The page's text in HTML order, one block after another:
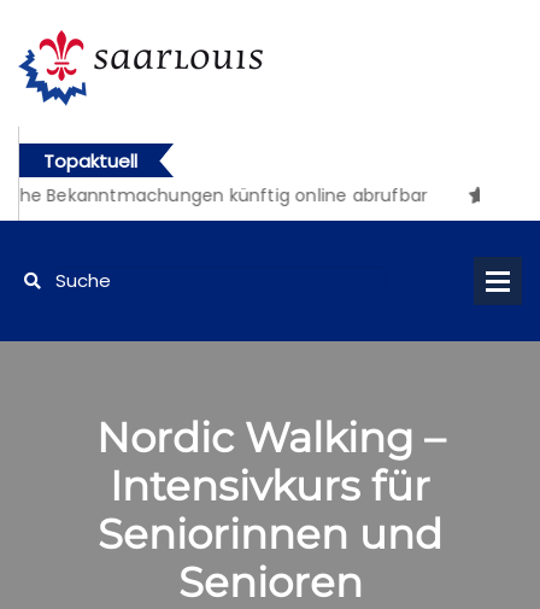
Topaktuell
Bekanntmachungen künftig online abrufbar
Nordic Walking –
Intensivkurs für
Seniorinnen und
Senioren